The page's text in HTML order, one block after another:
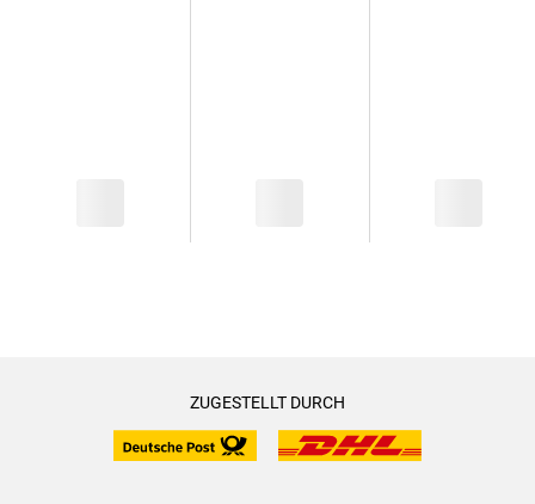
ZUGESTELLT DURCH